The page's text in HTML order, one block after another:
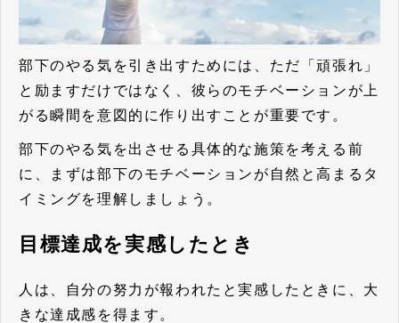
部下のやる気を引き出すためには、ただ「頑張れ」
と励ますだけではなく、彼らのモチベーションが上
がる瞬間を意図的に作り出すことが重要です。
部下のやる気を出させる具体的な施策を考える前
に、まずは部下のモチベーションが自然と高まるタ
イミングを理解しましょう。
目標達成を実感したとき
人は、自分の努力が報われたと実感したときに、大
きな達成感を得ます。